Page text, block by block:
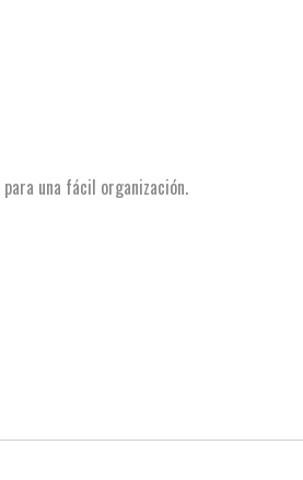
una fácil organización.